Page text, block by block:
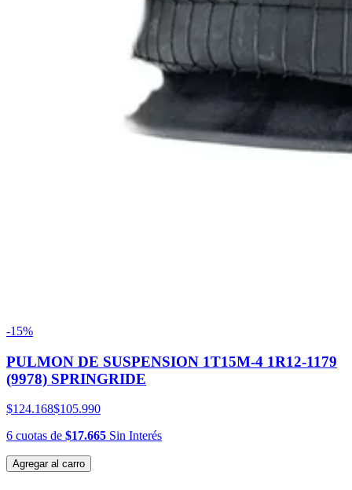
-15%
PULMON DE SUSPENSION 1T15M-4 1R12-1179
(9978) SPRINGRIDE
$124.168$105.990
6 cuotas de $17.665 Sin Interés
Agregar al carro